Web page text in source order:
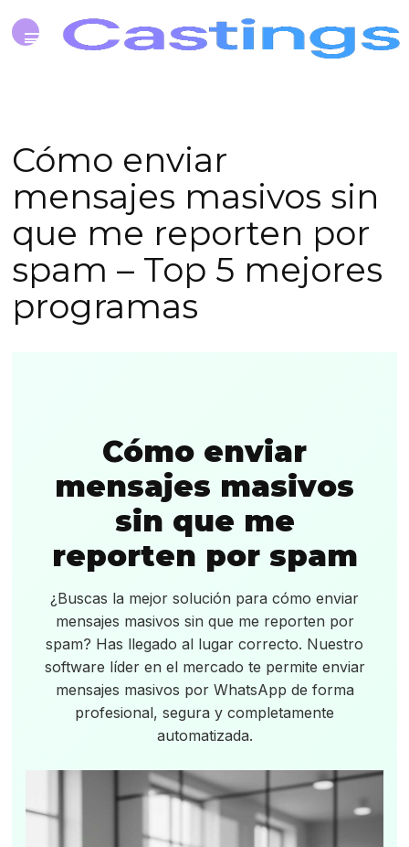
Cómo enviar
mensajes masivos sin
que me reporten por
spam – Top 5 mejores
programas
Cómo enviar
mensajes masivos
sin que me
reporten por spam
¿Buscas la mejor solución para cómo enviar
mensajes masivos sin que me reporten por
spam? Has llegado al lugar correcto. Nuestro
software líder en el mercado te permite enviar
mensajes masivos por WhatsApp de forma
profesional, segura y completamente
automatizada.